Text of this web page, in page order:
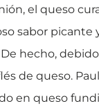
el queso
sabor
hecho,
de queso.
en queso